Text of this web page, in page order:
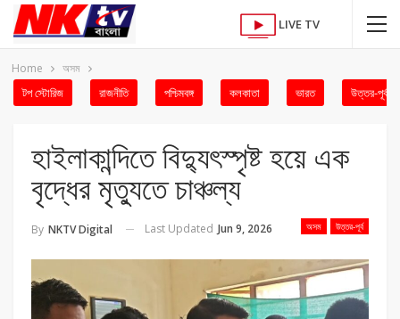
LIVE TV
Home অসম
টপ স্টোরিজ রাজনীতি পশ্চিমবঙ্গ কলকাতা ভারত উত্তর-পূর্ব
হাইলাকান্দিতে বিদ্যুৎস্পৃষ্ট হয়ে এক
বৃদ্ধের মৃত্যুতে চাঞ্চল্য
অসম উত্তর-পূর্ব
By NKTV Digital Last Updated Jun 9, 2026